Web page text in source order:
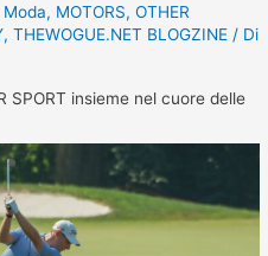
Moda, MOTORS,OTHER
,THEWOGUE.NET BLOGZINE / Di
SPORT insieme nel cuore delle